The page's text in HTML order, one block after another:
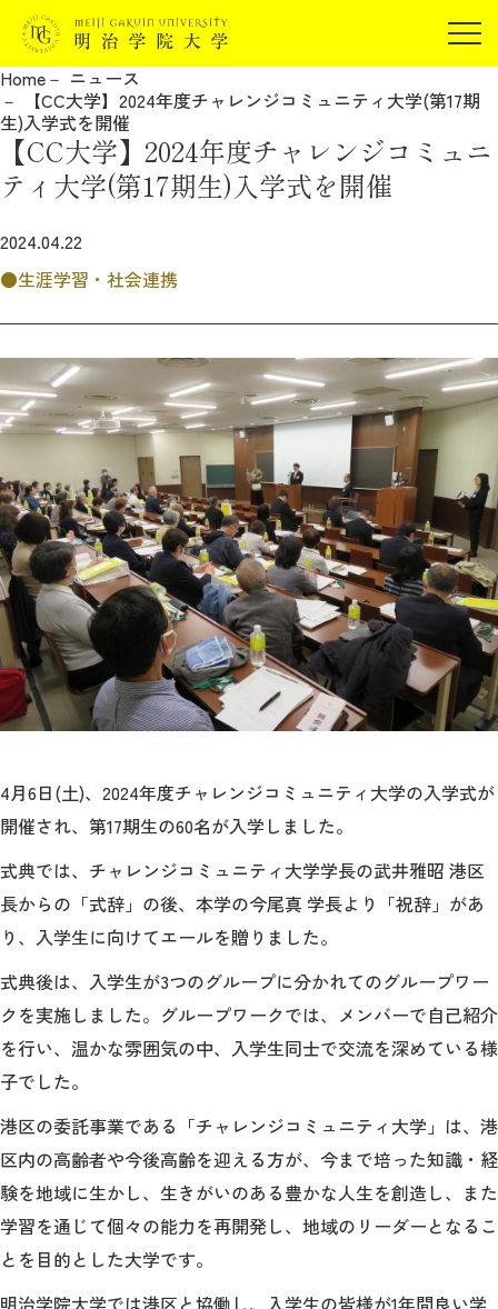
在学生の方
保証人の方
企業・研究者の方
JP EN
受験生の方
報道関係の方
明治学院大学について
教育
研究
学生生活
留学・国際交流
キャリア
生涯学習・社会連携
入試情報サイト
2026年9月入学者向け 新入生サイト
MGグッズ オンラインショップ
（外部サイト）
Home
ニュース
【CC大学】2024年度チャレンジコミュニティ大学(第17期
生)入学式を開催
【CC大学】2024年度チャレンジコミュニ
ティ大学(第17期生)入学式を開催
2024.04.22
生涯学習・社会連携
4月6日(土)、2024年度チャレンジコミュニティ大学の入学式が
開催され、第17期生の60名が入学しました。
式典では、チャレンジコミュニティ大学学長の武井雅昭 港区
長からの「式辞」の後、本学の今尾真 学長より「祝辞」があ
り、入学生に向けてエールを贈りました。
式典後は、入学生が3つのグループに分かれてのグループワー
クを実施しました。グループワークでは、メンバーで自己紹介
を行い、温かな雰囲気の中、入学生同士で交流を深めている様
子でした。
港区の委託事業である「チャレンジコミュニティ大学」は、港
区内の高齢者や今後高齢を迎える方が、今まで培った知識・経
験を地域に生かし、生きがいのある豊かな人生を創造し、また
学習を通じて個々の能力を再開発し、地域のリーダーとなるこ
とを目的とした大学です。
明治学院大学では港区と協働し、入学生の皆様が1年間良い学